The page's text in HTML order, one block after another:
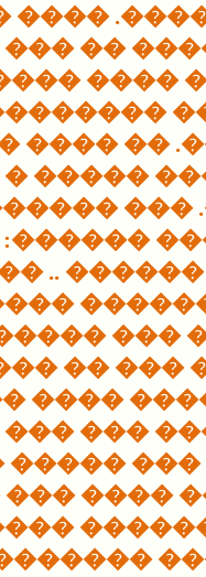
��
��
�����
���
������ ..
���
��� ��
����
���
���
����